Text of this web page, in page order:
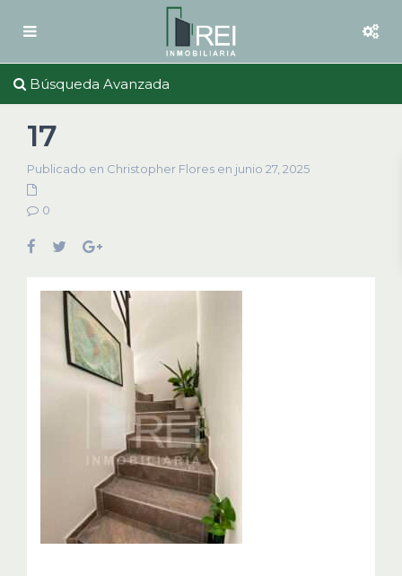
Búsqueda Avanzada
17
Publicado en Christopher Flores en junio 27, 2025
0